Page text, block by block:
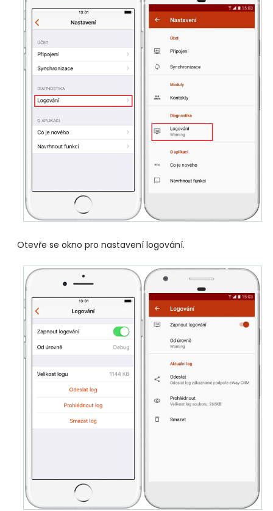
Otevře se okno pro nastavení logování.